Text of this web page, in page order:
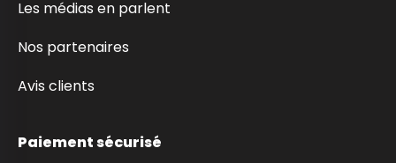
Les médias en parlent
Nos partenaires
Avis clients
Paiement sécurisé